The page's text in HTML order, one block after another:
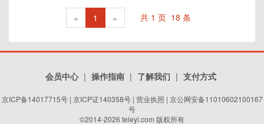
« Previous
1 » 共 1 页 18 条
会员中心 | 操作指南 | 了解我们 | 支付方式
京ICP备14017715号| 京ICP证140358号| 营业执照 | 京公网安备11010602100167
号
©2014-2026 teleyi.com 版权所有